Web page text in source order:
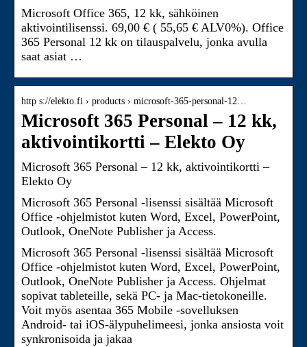
Microsoft Office 365, 12 kk, sähköinen
aktivointilisenssi. 69,00 € ( 55,65 € ALV0%). Office
365 Personal 12 kk on tilauspalvelu, jonka avulla
saat asiat …
http s://elekto.fi › products › microsoft-365-personal-12…
Microsoft 365 Personal – 12 kk,
aktivointikortti – Elekto Oy
Microsoft 365 Personal – 12 kk, aktivointikortti –
Elekto Oy
Microsoft 365 Personal -lisenssi sisältää Microsoft
Office -ohjelmistot kuten Word, Excel, PowerPoint,
Outlook, OneNote Publisher ja Access.
Microsoft 365 Personal -lisenssi sisältää Microsoft
Office -ohjelmistot kuten Word, Excel, PowerPoint,
Outlook, OneNote Publisher ja Access. Ohjelmat
sopivat tableteille, sekä PC- ja Mac-tietokoneille.
Voit myös asentaa 365 Mobile -sovelluksen
Android- tai iOS-älypuhelimeesi, jonka ansiosta voit
synkronisoida ja jakaa